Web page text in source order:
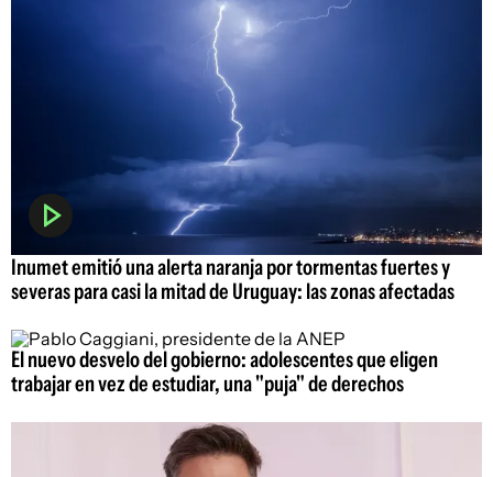
Inumet emitió una alerta naranja por tormentas fuertes y
severas para casi la mitad de Uruguay: las zonas afectadas
El nuevo desvelo del gobierno: adolescentes que eligen
trabajar en vez de estudiar, una "puja" de derechos